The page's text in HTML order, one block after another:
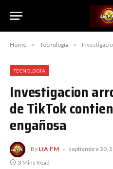
Home » Tecnología » Investigacion
TECNOLOGÍA
Investigacion
de TikTok
engañosa
By LIA FM septiembre 30,
3 Mins Read